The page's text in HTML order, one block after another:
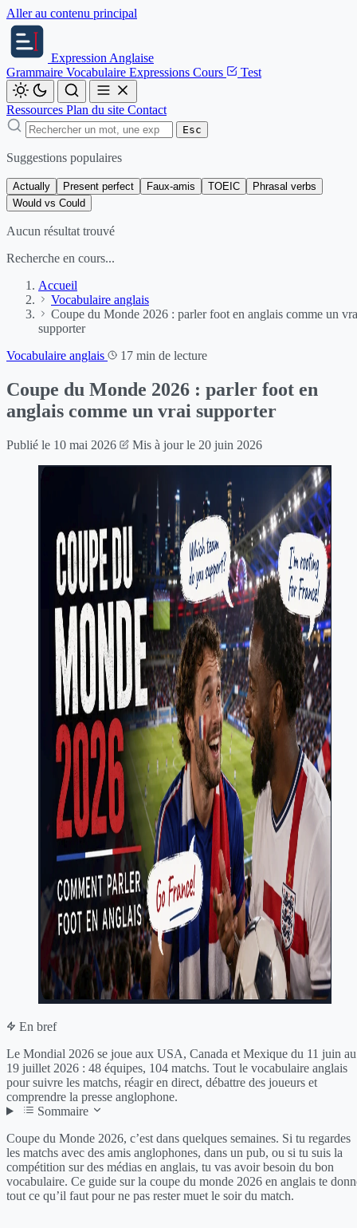
Aller au contenu principal
Expression Anglaise
Grammaire Vocabulaire Expressions Cours Test
Ressources Plan du site Contact
Esc
Suggestions populaires
Actually Present perfect Faux-amis TOEIC
Phrasal verbs
Would vs Could
Aucun résultat trouvé
Recherche en cours...
Accueil
Vocabulaire anglais
Coupe du Monde 2026 : parler foot en anglais comme un
supporter
Vocabulaire anglais
17 min de lecture
Coupe du Monde 2026 : parler foot en
anglais comme un vrai supporter
Publié le 10 mai 2026 Mis à jour le 20 juin 2026
En bref
Le Mondial 2026 se joue aux USA, Canada et Mexique du 11 juin au
19 juillet 2026 : 48 équipes, 104 matchs. Tout le vocabulaire anglais
pour suivre les matchs, réagir en direct, débattre des joueurs et
comprendre la presse anglophone.
Sommaire
Coupe du Monde 2026, c’est dans quelques semaines. Si tu regardes
les matchs avec des amis anglophones, dans un pub, ou si tu suis la
compétition sur des médias en anglais, tu vas avoir besoin du bon
vocabulaire. Ce guide sur la coupe du monde 2026 en anglais te
tout ce qu’il faut pour ne pas rester muet le soir du match.